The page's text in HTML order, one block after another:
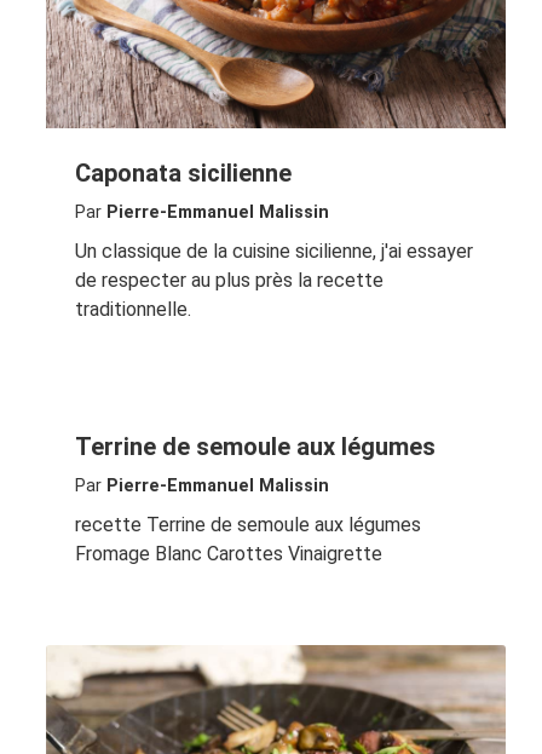
Caponata sicilienne
Par Pierre-Emmanuel Malissin
Un classique de la cuisine sicilienne, j'ai essayer
de respecter au plus près la recette
traditionnelle.
Terrine de semoule aux légumes
Par Pierre-Emmanuel Malissin
recette Terrine de semoule aux légumes
Fromage Blanc Carottes Vinaigrette